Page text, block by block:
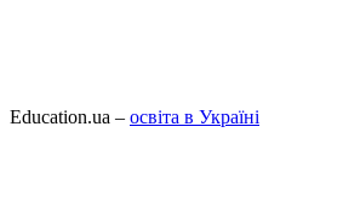
Education.ua – освіта в Україні